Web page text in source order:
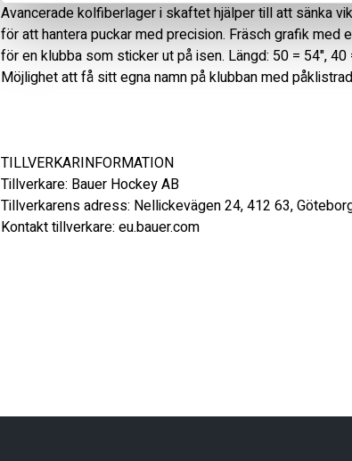
Avancerade kolfiberlager i skaftet hjälper till att sänka
för att hantera puckar med precision. Fräsch grafik
för en klubba som sticker ut på isen. Längd: 50 = 54", 40
Möjlighet att få sitt egna namn på klubban med
TILLVERKARINFORMATION
Tillverkare: Bauer Hockey AB
Tillverkarens adress: Nellickevägen 24, 412 63,
Kontakt tillverkare: eu.bauer.com